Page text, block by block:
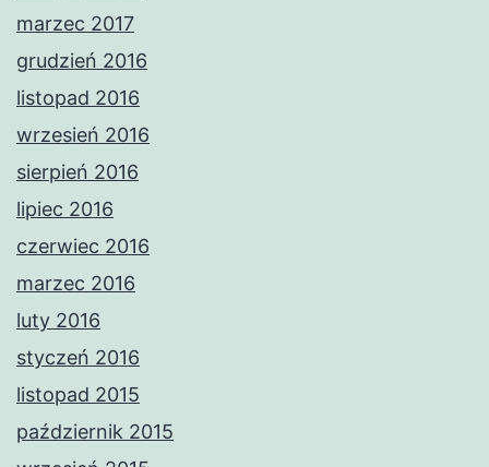
marzec 2017
grudzień 2016
listopad 2016
wrzesień 2016
sierpień 2016
lipiec 2016
czerwiec 2016
marzec 2016
luty 2016
styczeń 2016
listopad 2015
październik 2015